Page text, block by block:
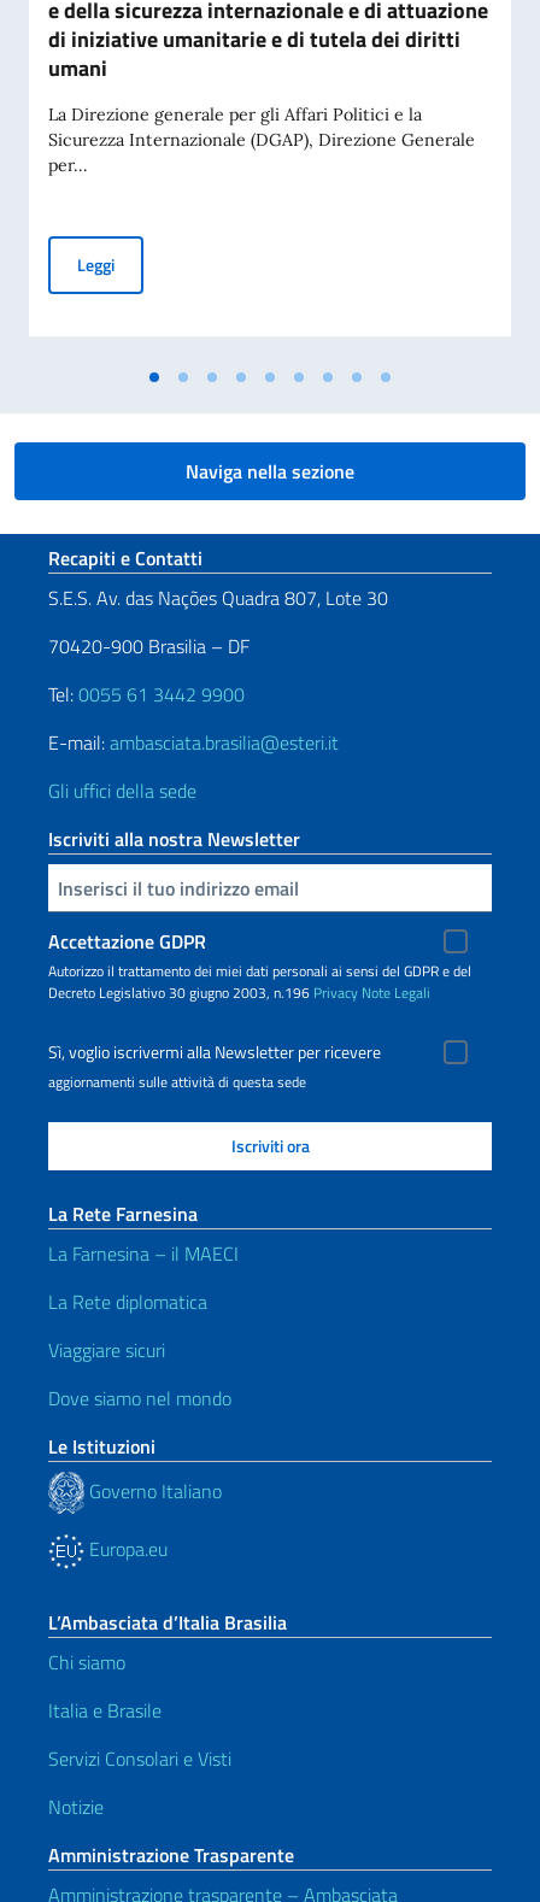
e della sicurezza internazionale e di attuazione
di iniziative umanitarie e di tutela dei diritti
umani
La Direzione generale per gli Affari Politici e la
Sicurezza Internazionale (DGAP), Direzione Generale
per...
LeggiAvviso di pubblicità per contributi a soggetti privati per
Naviga nella sezione
Sezione footer
Recapiti e Contatti
S.E.S. Av. das Nações Quadra 807, Lote 30
70420-900 Brasilia – DF
Tel:0055 61 3442 9900
E-mail:ambasciata.brasilia@esteri.it
Gli uffici della sede
Iscriviti alla nostra Newsletter
Inserisci la tua email
Accettazione GDPR
Autorizzo il trattamento dei miei dati personali ai sensi del GDPR e del
Decreto Legislativo 30 giugno 2003, n.196 Privacy Note Legali
Sì, voglio iscrivermi alla Newsletter per ricevere
aggiornamenti sulle attività di questa sede
La Rete Farnesina
La Farnesina – il MAECI
La Rete diplomatica
Viaggiare sicuri
Dove siamo nel mondo
Le Istituzioni
Governo Italiano
Europa.eu
L’Ambasciata d’Italia Brasilia
Chi siamo
Italia e Brasile
Servizi Consolari e Visti
Notizie
Amministrazione Trasparente
Amministrazione trasparente – Ambasciata